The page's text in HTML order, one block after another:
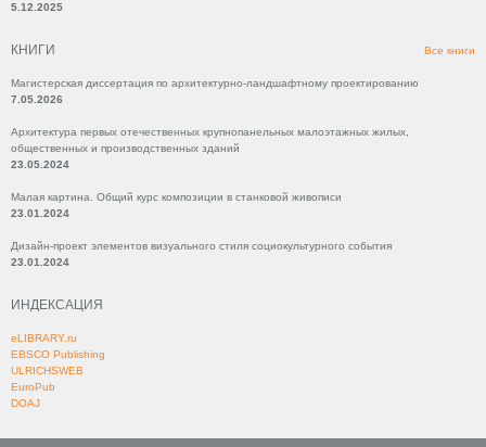
5.12.2025
КНИГИ Все книги
Магистерская диссертация по архитектурно-ландшафтному проектированию
7.05.2026
Архитектура первых отечественных крупнопанельных малоэтажных жилых,
общественных и производственных зданий
23.05.2024
Малая картина. Общий курс композиции в станковой живописи
23.01.2024
Дизайн-проект элементов визуального стиля социокультурного события
23.01.2024
ИНДЕКСАЦИЯ
eLIBRARY.ru
EBSCO Publishing
ULRICHSWEB
EuroPub
DOAJ